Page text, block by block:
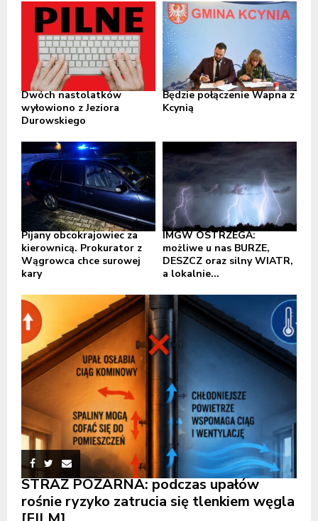
Dwóch nastolatków
wyłowiono z Jeziora
Durowskiego
Będzie połączenie Wapna z
Kcynią
Pijany obcokrajowiec za
kierownicą. Prokurator z
Wągrowca chce surowej
kary
IMGW OSTRZEGA:
możliwe u nas BURZE,
DESZCZ oraz silny WIATR,
a lokalnie...
STRAŻ POŻARNA: podczas upałów
rośnie ryzyko zatrucia się tlenkiem węgla